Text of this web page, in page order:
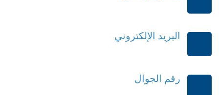
البريد الإلكتروني
رقم الجوال